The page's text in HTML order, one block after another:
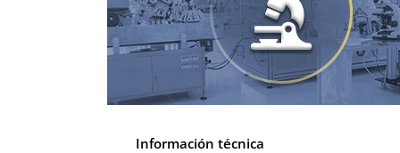
Información técnica